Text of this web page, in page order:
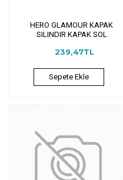
HERO GLAMOUR KAPAK
SILINDIR KAPAK SOL
239,47TL
Sepete Ekle